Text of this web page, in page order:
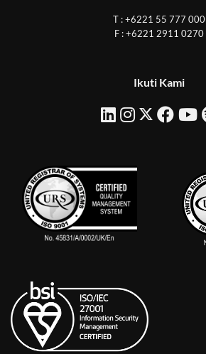
T : +6221 55 777 000
F : +6221 2911 0270
Ikuti Kami